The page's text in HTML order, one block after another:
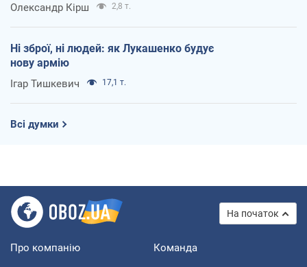
Олександр Кірш 2,8 т.
Ні зброї, ні людей: як Лукашенко будує
нову армію
Ігар Тишкевич 17,1 т.
Всі думки
На початок
Про компанію Команда